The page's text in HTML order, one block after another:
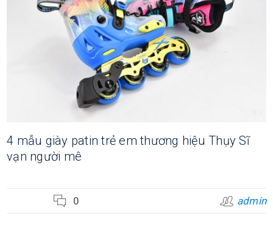
4 mẫu giày patin trẻ em thương hiệu Thụy Sĩ
vạn người mê
0 admin